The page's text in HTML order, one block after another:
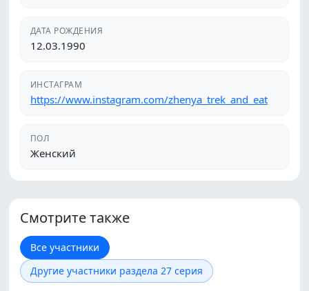
ДАТА РОЖДЕНИЯ
12.03.1990
ИНСТАГРАМ
https://www.instagram.com/zhenya_trek_and_eat
ПОЛ
Женский
Смотрите также
Все участники
Другие участники раздела 27 серия